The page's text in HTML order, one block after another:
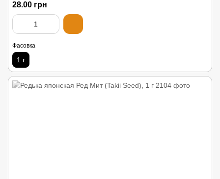
28.00 грн
Фасовка
1 г